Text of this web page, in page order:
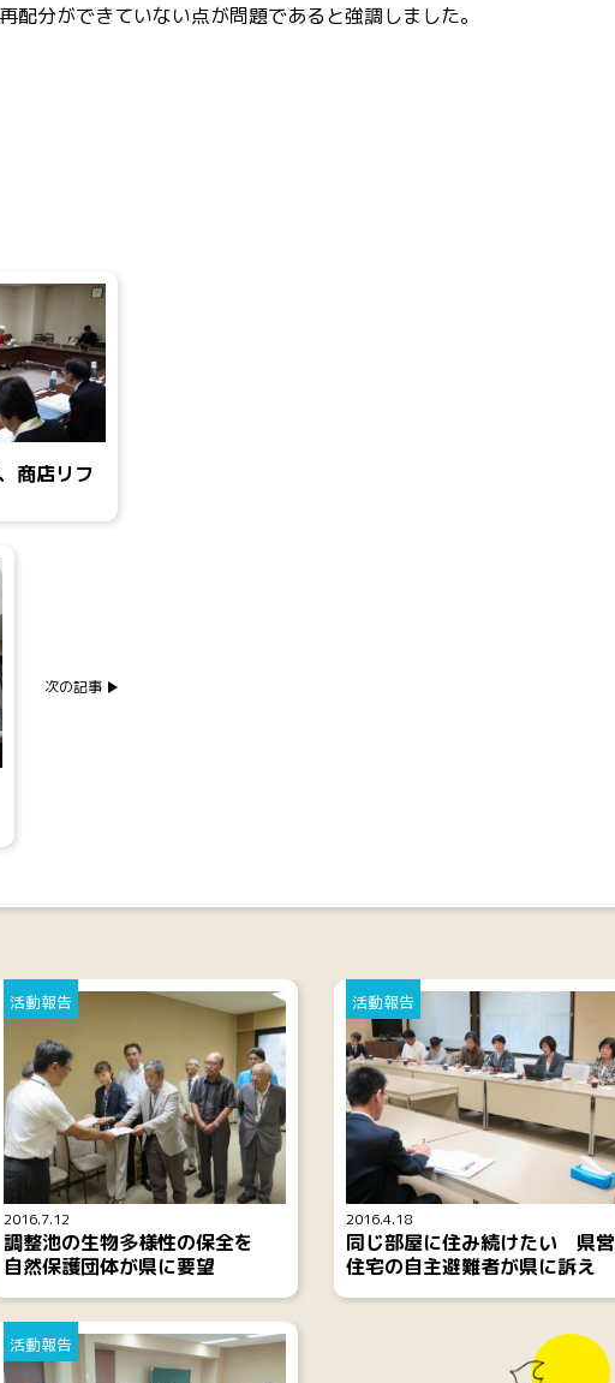
配分ができていない点が問題であると強調しました。
商店リフ
次の記事
2016.7.12
活動報告
調整池の生物多様性の保全を
自然保護団体が県に要望
2016.4.18
活動報告
同じ部屋に住み続けたい 県営
住宅の自主避難者が県に訴え
活動報告